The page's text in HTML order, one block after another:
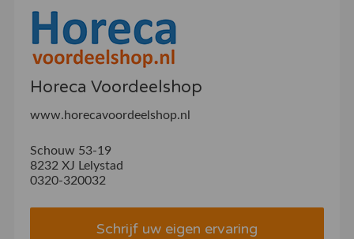
Horeca Voordeelshop
www.horecavoordeelshop.nl
Schouw 53-19
8232 XJ Lelystad
0320-320032
Schrijf uw eigen ervaring